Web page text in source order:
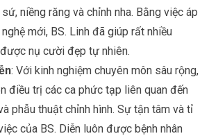
niềng răng và chỉnh nha. Bằng việc áp
mới, BS. Linh đã giúp rất nhiều
nụ cười đẹp tự nhiên.
: Với kinh nghiệm chuyên môn sâu rộng,
điều trị các ca phức tạp liên quan đến
phẫu thuật chỉnh hình. Sự tận tâm và tỉ
của BS. Diễn luôn được bệnh nhân